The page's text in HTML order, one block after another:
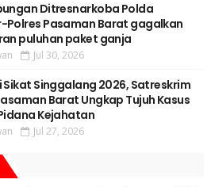
Ditresnarkoba Polda
Polres Pasaman Barat gagalkan
puluhan paket ganja
Jul 30, 2026
Sikat Singgalang 2026, Satreskrim
Barat Ungkap Tujuh Kasus
Kejahatan
Jul 27, 2026